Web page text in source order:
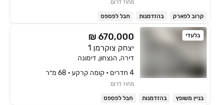
מחוז דרום
קרוב לפארק בהזדמנות חבל לפספס
בלעדי ₪ 670,000
יצחק צוקרמן 1
דירה, הנצחון, דימונה
4 חדרים • קומה ‎קרקע‏ • 68 מ״ר
מחוז דרום
בניין משופץ בהזדמנות חבל לפספס